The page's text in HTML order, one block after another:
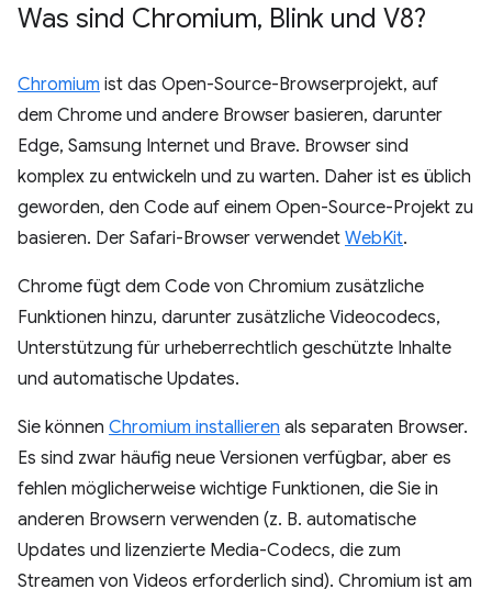
Was sind Chromium, Blink und V8?
Chromium ist das Open-Source-Browserprojekt, auf
dem Chrome und andere Browser basieren, darunter
Edge, Samsung Internet und Brave. Browser sind
komplex zu entwickeln und zu warten. Daher ist es üblich
geworden, den Code auf einem Open-Source-Projekt zu
basieren. Der Safari-Browser verwendet WebKit.
Chrome fügt dem Code von Chromium zusätzliche
Funktionen hinzu, darunter zusätzliche Videocodecs,
Unterstützung für urheberrechtlich geschützte Inhalte
und automatische Updates.
Sie können Chromium installieren als separaten Browser.
Es sind zwar häufig neue Versionen verfügbar, aber es
fehlen möglicherweise wichtige Funktionen, die Sie in
anderen Browsern verwenden (z. B. automatische
Updates und lizenzierte Media-Codecs, die zum
Streamen von Videos erforderlich sind). Chromium ist am